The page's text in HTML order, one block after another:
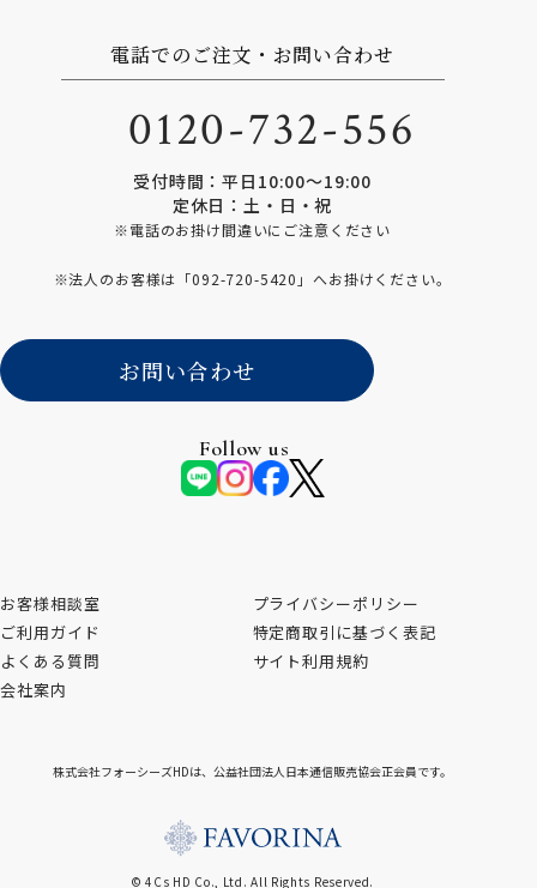
電話でのご注文・お問い合わせ
0120-732-556
受付時間：平日10:00〜19:00
定休日：土・日・祝
※電話のお掛け間違いにご注意ください
※法人のお客様は「092-720-5420 」へお掛けください。
Follow us
お問い合わせ
お客様相談室
ご利用ガイド
よくある質問
会社案内
プライバシーポリシー
特定商取引に基づく表記
サイト利用規約
株式会社フォーシーズHDは、公益社団法人日本通信販売協会正会員です。
© 4Cs HD Co., Ltd. All Rights Reserved.